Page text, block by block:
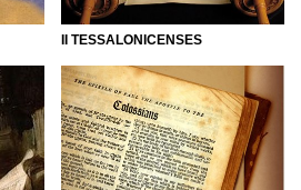
II TESSALONICENSES